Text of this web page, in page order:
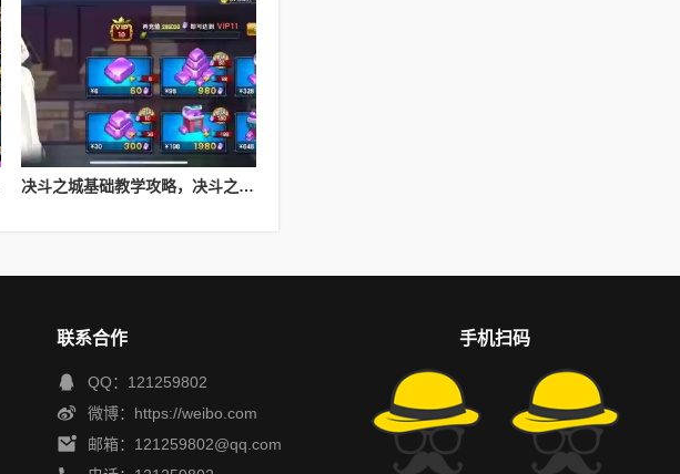
决斗之城基础教学攻略，决斗之城教学攻略2111
联系合作
QQ：121259802
微博：https://weibo.com
邮箱：121259802@qq.com
手机扫码